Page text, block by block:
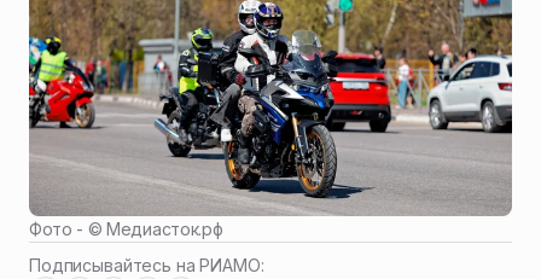
Фото - ©Медиасток.рф
Подписывайтесь на РИАМО: